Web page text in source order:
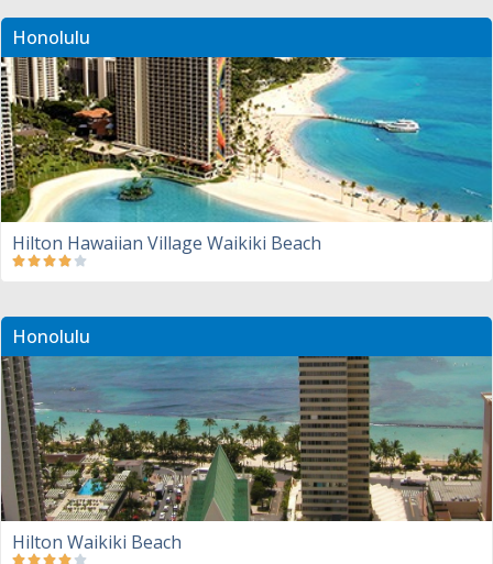
Honolulu
Hilton Hawaiian Village Waikiki Beach
Honolulu
Hilton Waikiki Beach